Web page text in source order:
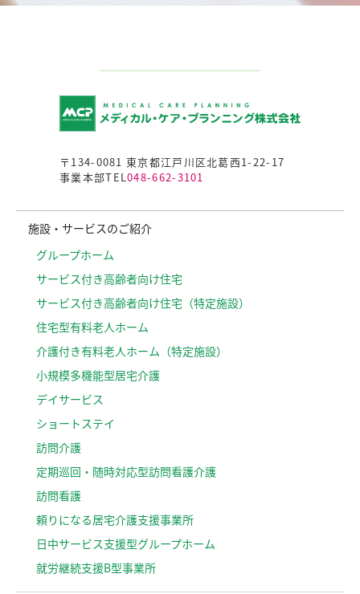
〒134-0081 東京都江戸川区北葛西1-22-17
事業本部TEL048-662-3101
施設・サービスのご紹介
グループホーム
サービス付き高齢者向け住宅
サービス付き高齢者向け住宅（特定施設）
住宅型有料老人ホーム
介護付き有料老人ホーム（特定施設）
小規模多機能型居宅介護
デイサービス
ショートステイ
訪問介護
定期巡回・随時対応型訪問看護介護
訪問看護
頼りになる居宅介護支援事業所
日中サービス支援型グループホーム
就労継続支援B型事業所